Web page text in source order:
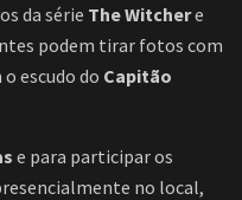
da série The Witchere
podem tirar fotos com
o escudo do Capitão
e para participar os
no local,